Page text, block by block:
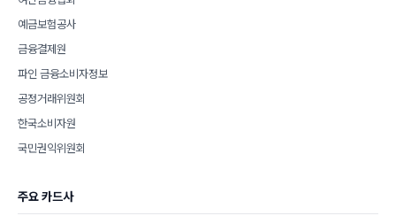
예금보험공사
금융결제원
파인 금융소비자정보
공정거래위원회
한국소비자원
국민권익위원회
주요 카드사